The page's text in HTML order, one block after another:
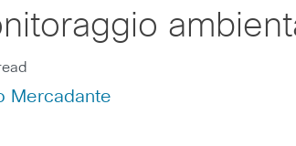
Mercadante